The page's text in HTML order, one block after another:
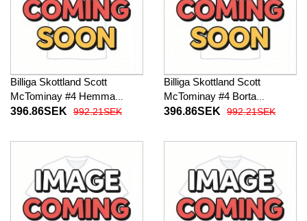
Billiga Skottland Scott
McTominay #4 Hemma
fotbollskläder Dam VM 2026
396.86SEK 992.21SEK
Billiga Skottland Scott
McTominay #4 Borta
fotbollskläder Dam VM 2026
396.86SEK 992.21SEK